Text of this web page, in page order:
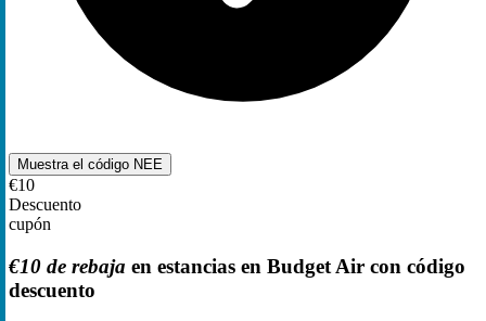
Muestra el código NEE
€10
Descuento
cupón
€10 de rebaja en estancias en Budget Air con código
descuento